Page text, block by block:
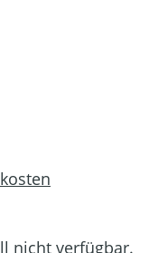
nicht verfügbar.